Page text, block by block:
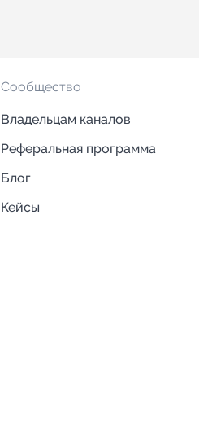
Сообщество
Владельцам каналов
Реферальная программа
Блог
Кейсы